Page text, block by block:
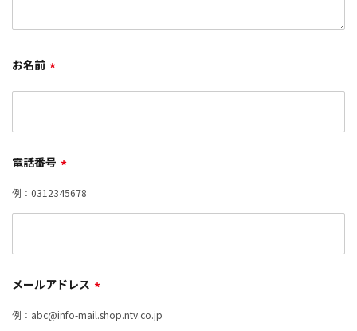
お名前 *
電話番号 *
例：0312345678
メールアドレス *
例：abc@info-mail.shop.ntv.co.jp